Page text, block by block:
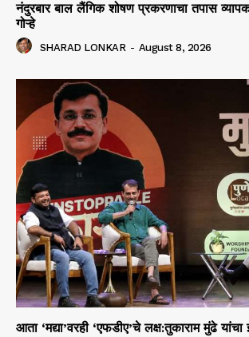
नंदुरबार बाल लैंगिक शोषण प्रकरणाचा तपास
गोऱ्हे
SHARAD LONKAR - August 8, 2026
आता ‘मद्या’वरही ‘एफडीए’चे लक्ष:तुकाराम मुंढे यांचा